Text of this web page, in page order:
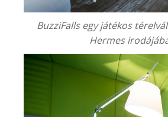
BuzziFalls egy játékos
Hermes